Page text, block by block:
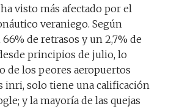
visto más afectado por el
veraniego. Según
de retrasos y un 2,7% de
principios de julio, lo
de los peores aeropuertos
inri, solo tiene una calificación
y la mayoría de las quejas